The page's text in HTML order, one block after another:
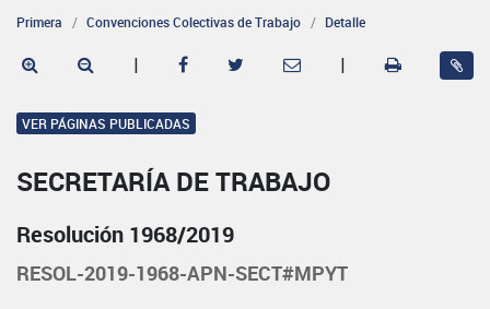
Primera Convenciones Colectivas de Trabajo Detalle
| |
VER PÁGINAS PUBLICADAS
SECRETARÍA DE TRABAJO
Resolución 1968/2019
RESOL-2019-1968-APN-SECT#MPYT